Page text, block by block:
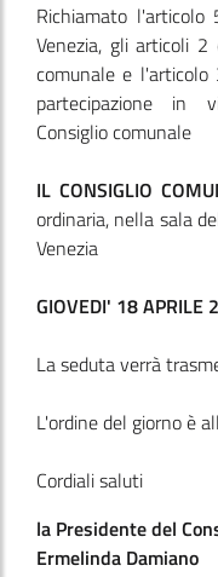
Richiamato
Venezia, gli articoli
comunale e
partecipazione in
Consiglio comunale
IL CONSIGLIO
ordinaria, nella sala
Venezia
GIOVEDI' 18 APRILE
La seduta verrà
L'ordine del giorno è
Cordiali saluti
la Presidente del
Ermelinda Damiano